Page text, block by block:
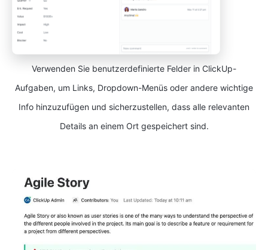
Verwenden Sie benutzerdefinierte Felder in ClickUp-
Aufgaben, um Links, Dropdown-Menüs oder andere wichtige
Info hinzuzufügen und sicherzustellen, dass alle relevanten
Details an einem Ort gespeichert sind.